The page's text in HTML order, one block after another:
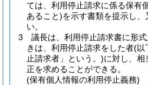
ては、利用停止請求に係る保有
あること)を示す書類を提示し
い。
3
議長は、利用停止請求書に形
きは、利用停止請求をした者(以
止請求者」という。)に対し、相
正を求めることができる。
(保有個人情報の利用停止義務)